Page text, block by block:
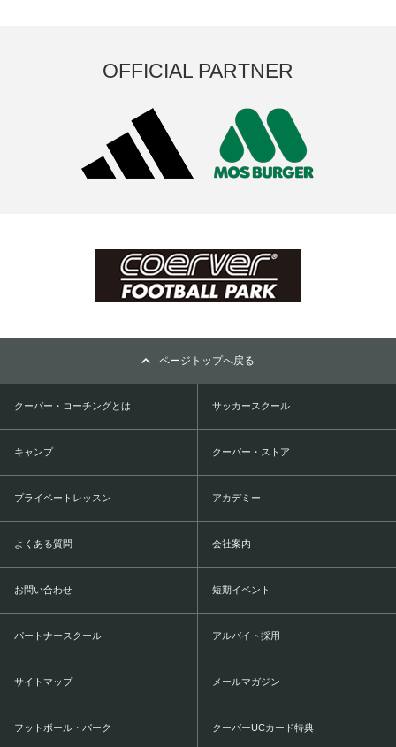
OFFICIAL PARTNER
ページトップへ戻る
クーバー・コーチングとは サッカースクール
キャンプ クーバー・ストア
プライベートレッスン アカデミー
よくある質問 会社案内
お問い合わせ 短期イベント
パートナースクール アルバイト採用
サイトマップ メールマガジン
フットボール・パーク クーバーUCカード特典